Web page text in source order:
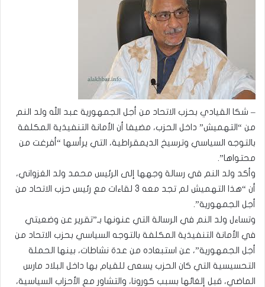
– شكا القيادي بحزب الاتحاد من أجل الجمهورية عبد الله ولد النم
من “التهميش” داخل الحزب، مضيفا أن الأمانة التنفيذية المكلفة
بالتوجه السياسي وترسيخ الديمقراطية، التي يرأسها “أفرغت من
محتواها”.
وأكد ولد النم في رسالة وجهها إلى الرئيس محمد ولد الغزواني،
أن “هذا التهميش لم تجد معه 3 لقاءات مع رئيس حزب الاتحاد من
أجل الجمهورية”.
وتساءل ولد النم في الرسالة التي عنونها بـ”تقرير عن وضعيتي
في الأمانة التنفيذية المكلفة بالتوجه السياسي بحزب الاتحاد من
أجل الجمهورية”، عن استبعاده من عدة نشاطات، بينها الحملة
التحسيسية التي كان الحزب يسعى للقيام بها داخل البلاد مارس
الماضي، قبل إلغائها بسبب كورونا، والتشاور مع الأحزاب السياسية،